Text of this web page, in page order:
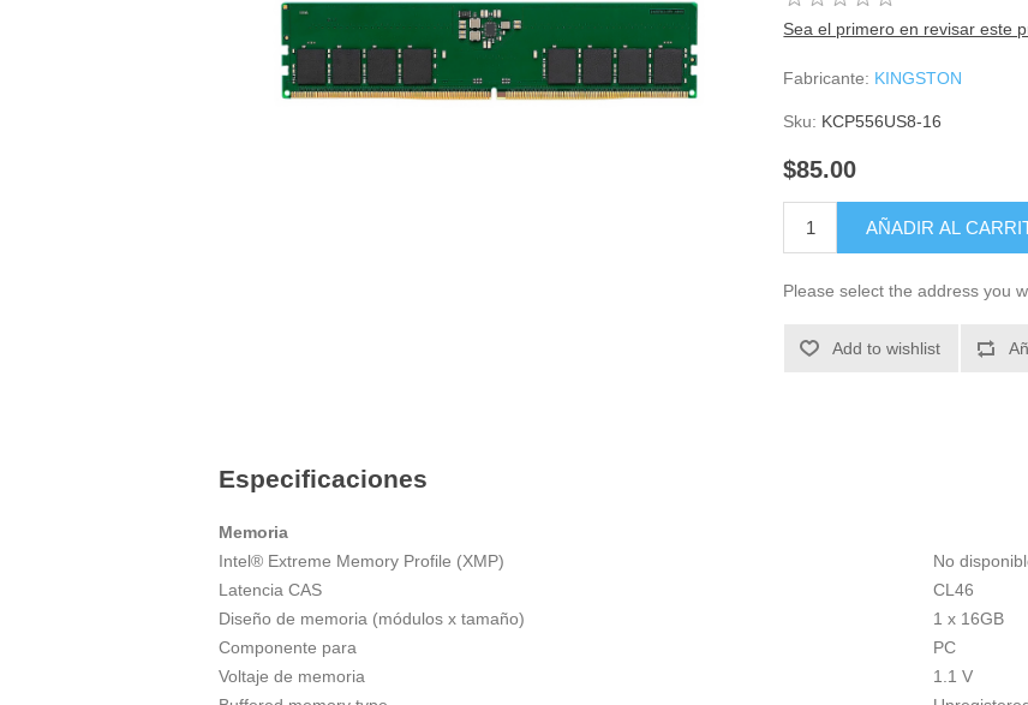
Sea el primero en revisar este
Fabricante: KINGSTON
Sku: KCP556US8-16
$85.00
AÑADIR AL
Please select the address you
Add to wishlist
Especificaciones
Memoria
Intel® Extreme Memory Profile (XMP)
No
Latencia CAS
CL46
Diseño de memoria (módulos x tamaño)
1 x 16GB
Componente para
PC
Voltaje de memoria
1.1 V